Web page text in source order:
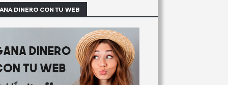
DINERO CON TU WEB